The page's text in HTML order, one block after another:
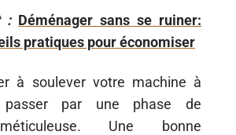
: Déménager sans se ruiner:
pratiques pour économiser
à soulever votre machine à
par une phase de
Une bonne